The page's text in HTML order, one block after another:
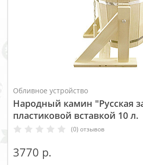
Обливное устройство
Народный камин "Русская
пластиковой вставкой 10 л.
(0) отзывов
3770